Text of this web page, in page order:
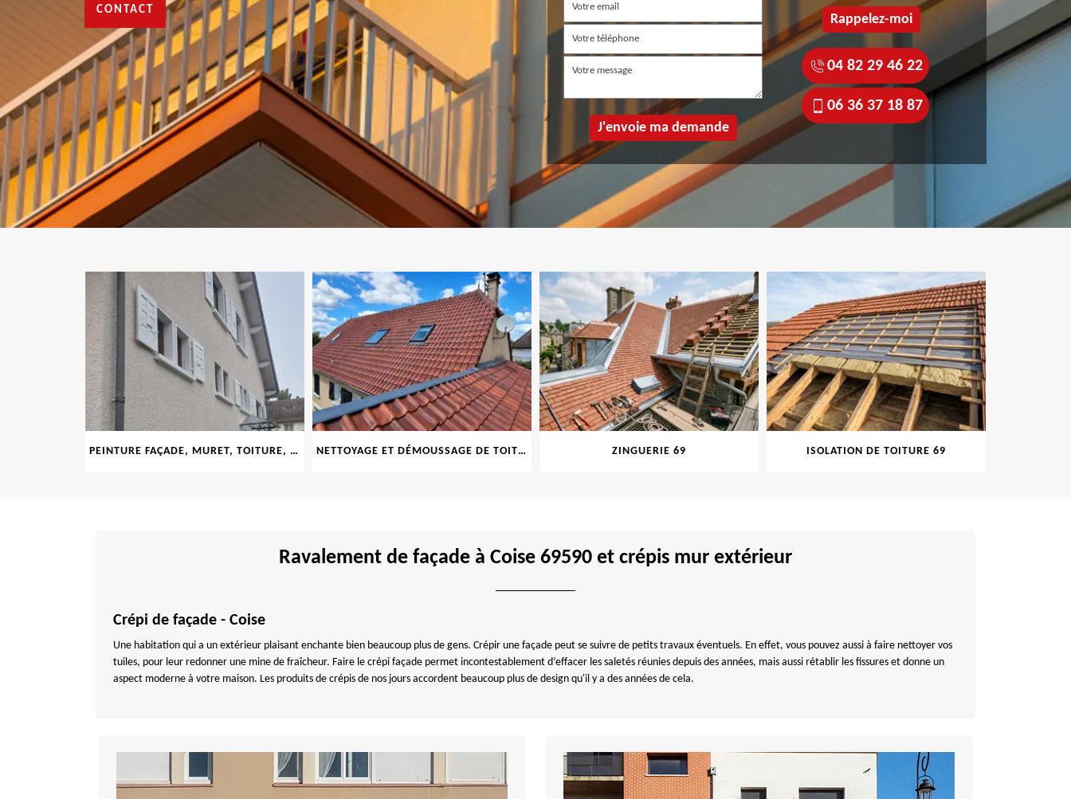
CONTACT
04 82 29 46 22
06 36 37 18 87
PEINTURE FAÇADE, MURET, TOITURE, BOISERIE, FERRONERIE, GOUTTIÈRE 69 NETTOYAGE ET DÉMOUSSAGE DE TOITURE ET FAÇADE 69 ZINGUERIE 69 ISOLATION DE TOITURE 69
Ravalement de façade à Coise 69590 et crépis mur extérieur
Crépi de façade - Coise
Une habitation qui a un extérieur plaisant enchante bien beaucoup plus de gens. Crépir une façade peut se suivre de petits travaux éventuels. En effet, vous pouvez aussi à faire nettoyer vos
tuiles, pour leur redonner une mine de fraîcheur. Faire le crépi façade permet incontestablement d’effacer les saletés réunies depuis des années, mais aussi rétablir les fissures et donne un
aspect moderne à votre maison. Les produits de crépis de nos jours accordent beaucoup plus de design qu'il y a des années de cela.